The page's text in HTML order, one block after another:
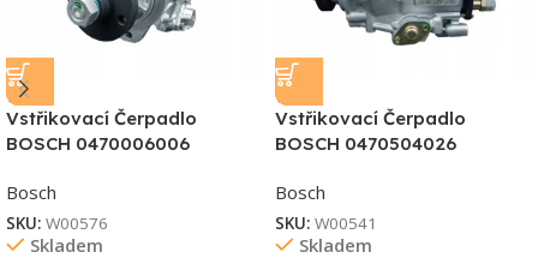
Vstřikovací Čerpadlo
BOSCH 0470006006
Bosch
SKU: W00576
Skladem
Vstřikovací Čerpadlo
BOSCH 0470504026
Bosch
SKU: W00541
Skladem